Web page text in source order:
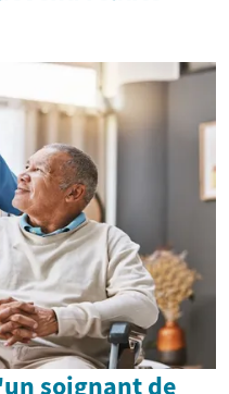
soignant de